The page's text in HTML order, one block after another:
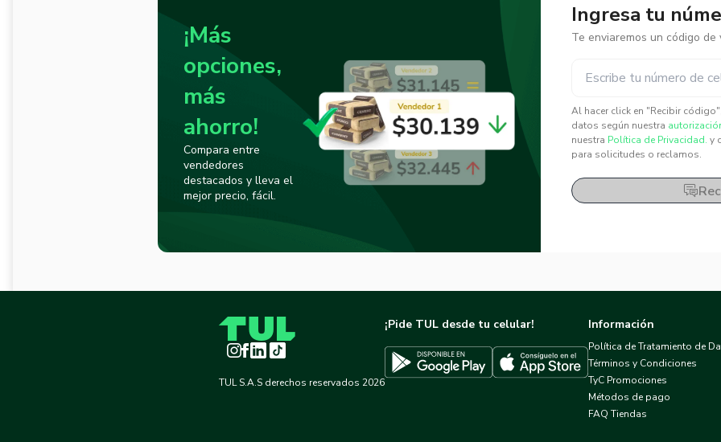
¡Más
opciones,
más
ahorro!
Compara entre
vendedores
destacados y lleva el
mejor precio, fácil.
Ingresa tu
Te enviaremos un código de
Al hacer click en "Recibir
datos según nuestra
nuestra Política de Privacidad. y
para solicitudes o reclamos.
Instagram
Facebook
LinkedInTikTok
TUL S.A.S derechos reservados 2026
¡Pide TUL desde tu celular!
Descargar TUL en Google PlayDescargar TUL en App Store
Información
Política de Tratamiento de
Términos y Condiciones
TyC Promociones
Métodos de pago
FAQ Tiendas